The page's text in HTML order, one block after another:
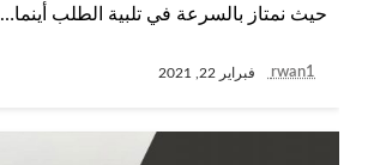
حيث نمتاز بالسرعة في تلبية الطلب أينما…
rwan1 فبراير 22, 2021